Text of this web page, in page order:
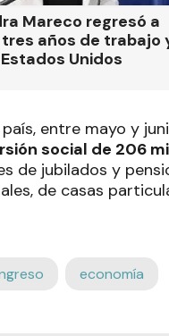
Mareco regresó a
años de trabajo
Unidos
entre mayo y
social de 206
de jubilados y
de casas
economía